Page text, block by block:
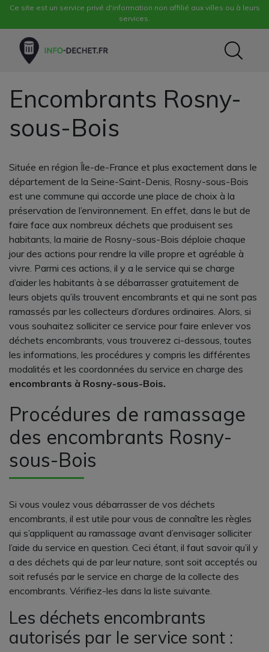
Ce site est un service privé d'information non affilié aux villes ou à leurs
services.
Encombrants Rosny-
sous-Bois
Située en région Île-de-France et plus exactement dans le
département de la Seine-Saint-Denis, Rosny-sous-Bois
est une commune qui accorde une place de choix à la
préservation de l’environnement. En effet, dans le but de
faire face aux nombreux déchets que produisent ses
habitants, la mairie de Rosny-sous-Bois déploie chaque
jour des actions pour rendre la ville propre et agréable à
vivre. Parmi ces actions, il y a le service qui se charge
d’aider les habitants à se débarrasser gratuitement de
leurs objets qu’ils trouvent encombrants et qui ne sont pas
ramassés par les collecteurs d’ordures ordinaires. Alors, si
vous souhaitez solliciter ce service pour faire enlever vos
déchets encombrants, vous trouverez ci-dessous, toutes
les informations, les procédures y compris les différentes
modalités et les coordonnées du service en charge des
encombrants à Rosny-sous-Bois.
Procédures de ramassage
des encombrants Rosny-
sous-Bois
Si vous voulez vous débarrasser de vos déchets
encombrants, il est utile pour vous de connaître les règles
qui s’appliquent au ramassage avant d’envisager solliciter
l’aide du service en question. Ceci étant, il faut savoir qu’il y
a des déchets qui de par leur nature, sont soit acceptés ou
soit refusés par le service en charge de la collecte des
encombrants. Vérifiez-les dans la liste suivante.
Les déchets encombrants
autorisés par le service sont :